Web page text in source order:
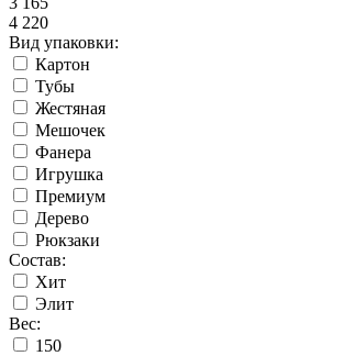
4 220
Вид упаковки:
Картон
Тубы
Жестяная
Мешочек
Фанера
Игрушка
Премиум
Дерево
Рюкзаки
Состав:
Хит
Элит
Вес:
150